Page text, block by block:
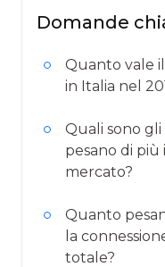
Domande
Quanto vale
in Italia nel
Quali sono
pesano di più
mercato?
Quanto
la
totale?